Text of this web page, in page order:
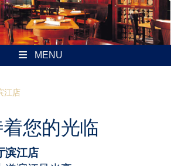
MENU
江店
您的光临
滨江店